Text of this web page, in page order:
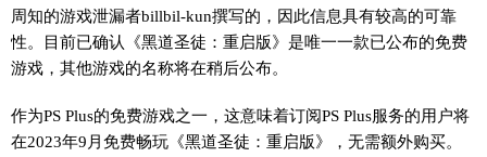
周知的游戏泄漏者billbil-kun撰写的，因此信息具有较高的可靠
性。目前已确认《黑道圣徒：重启版》是唯一一款已公布的免费
游戏，其他游戏的名称将在稍后公布。
作为PS Plus的免费游戏之一，这意味着订阅PS Plus服务的用户将
在2023年9月免费畅玩《黑道圣徒：重启版》，无需额外购买。